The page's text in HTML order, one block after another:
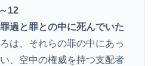
12
過と罪との中に死んでいた
は、それらの罪の中にあっ
、空中の権威を持つ支配者